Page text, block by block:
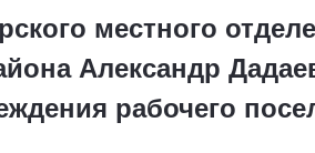
местного
Александр
рабочего